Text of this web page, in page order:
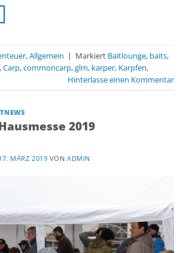
,Allgemein | Markiert Baitlounge, baits,
,Carp,commoncarp,glm, karper, Karpfen,
Hinterlasse einen Kommentar
2019
MÄRZ 2019 VONADMIN